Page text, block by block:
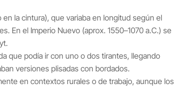
la cintura), que variaba en longitud según el
En el Imperio Nuevo (aprox. 1550–1070 a.C.) se
que podía ir con uno o dos tirantes, llegando
versiones plisadas con bordados.
en contextos rurales o de trabajo, aunque los